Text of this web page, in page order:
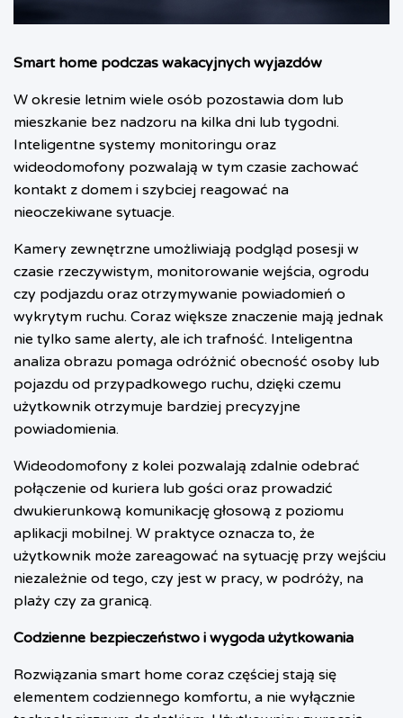
Smart home podczas wakacyjnych wyjazdów
W okresie letnim wiele osób pozostawia dom lub
mieszkanie bez nadzoru na kilka dni lub tygodni.
Inteligentne systemy monitoringu oraz
wideodomofony pozwalają w tym czasie zachować
kontakt z domem i szybciej reagować na
nieoczekiwane sytuacje.
Kamery zewnętrzne umożliwiają podgląd posesji w
czasie rzeczywistym, monitorowanie wejścia, ogrodu
czy podjazdu oraz otrzymywanie powiadomień o
wykrytym ruchu. Coraz większe znaczenie mają jednak
nie tylko same alerty, ale ich trafność. Inteligentna
analiza obrazu pomaga odróżnić obecność osoby lub
pojazdu od przypadkowego ruchu, dzięki czemu
użytkownik otrzymuje bardziej precyzyjne
powiadomienia.
Wideodomofony z kolei pozwalają zdalnie odebrać
połączenie od kuriera lub gości oraz prowadzić
dwukierunkową komunikację głosową z poziomu
aplikacji mobilnej. W praktyce oznacza to, że
użytkownik może zareagować na sytuację przy wejściu
niezależnie od tego, czy jest w pracy, w podróży, na
plaży czy za granicą.
Codzienne bezpieczeństwo i wygoda użytkowania
Rozwiązania smart home coraz częściej stają się
elementem codziennego komfortu, a nie wyłącznie